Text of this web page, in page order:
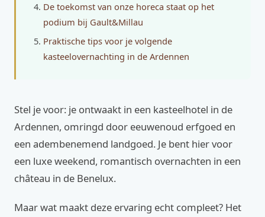
De toekomst van onze horeca staat op het
podium bij Gault&Millau
Praktische tips voor je volgende
kasteelovernachting in de Ardennen
Stel je voor: je ontwaakt in een kasteelhotel in de
Ardennen, omringd door eeuwenoud erfgoed en
een adembenemend landgoed. Je bent hier voor
een luxe weekend, romantisch overnachten in een
château in de Benelux.
Maar wat maakt deze ervaring echt compleet? Het